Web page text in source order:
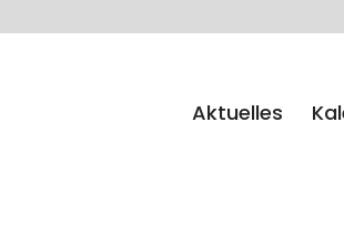
Aktuelles